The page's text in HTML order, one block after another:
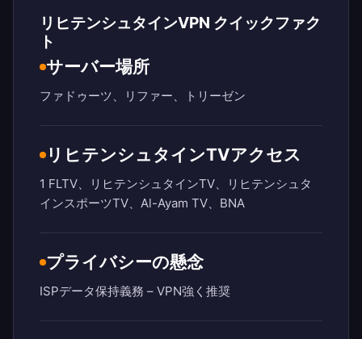
リヒテンシュタインVPN クイックファク
ト
サーバー場所
ファドゥーツ、リファー、トリーゼン
リヒテンシュタインTVアクセス
1 FLTV、リヒテンシュタインTV、リヒテンシュタ
インスポーツTV、Al-Ayam TV、BNA
プライバシーの懸念
ISPデータ保持義務 – VPN強く推奨